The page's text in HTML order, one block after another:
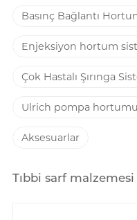
Basınç Bağlantı
Enjeksiyon hortum
Çok Hastalı Şırınga
Ulrich pompa
Aksesuarlar
Tıbbi sarf